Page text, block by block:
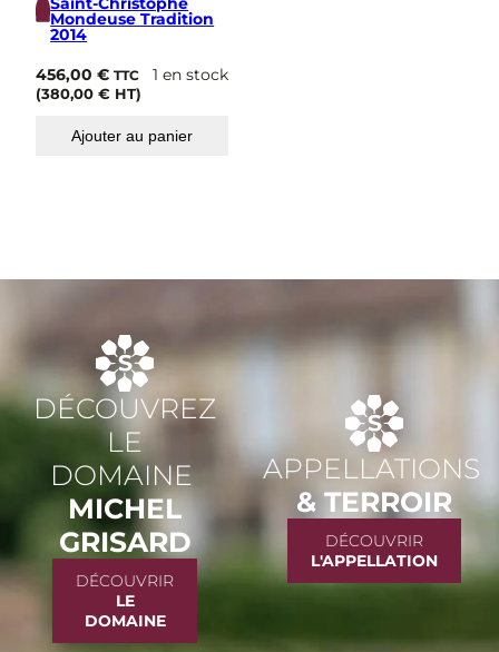
Mondeuse Tradition
2014
456,00€ TTC
(380,00€ HT)
1 en stock
Ajouter au panier
DÉCOUVREZ
LE
DOMAINE
MICHEL
GRISARD
DÉCOUVRIR
LE
DOMAINE
APPELLATIONS
& TERROIR
DÉCOUVRIR
L'APPELLATION